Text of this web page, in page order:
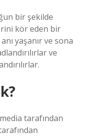
bir şekilde
kör eden bir
yaşanır ve sona
ve
tarafından